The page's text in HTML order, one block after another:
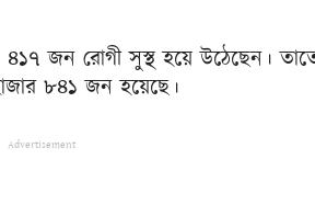
জন রোগী সুস্থ হয়ে উঠেছেন।
৮৪১ জন হয়েছে।
Advertisement